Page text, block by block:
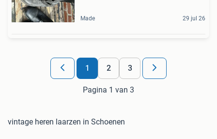
Made 29 jul 26
1 2 3
Pagina 1 van 3
vintage heren laarzen in Schoenen